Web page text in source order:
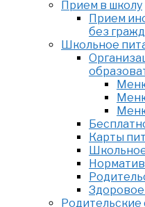
Прием в школу
Прием
без
Школьное
Карты
Родительские